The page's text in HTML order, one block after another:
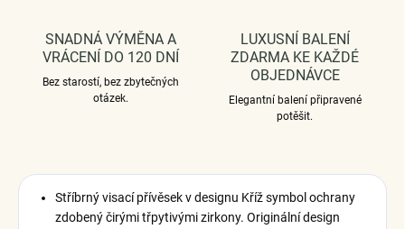
SNADNÁ VÝMĚNA A
VRÁCENÍ DO 120 DNÍ
Bez starostí, bez zbytečných
otázek.
LUXUSNÍ BALENÍ
ZDARMA KE KAŽDÉ
OBJEDNÁVCE
Elegantní balení připravené
potěšit.
Stříbrný visací přívěsek v designu Kříž symbol ochrany
zdobený čirými třpytivými zirkony. Originální design